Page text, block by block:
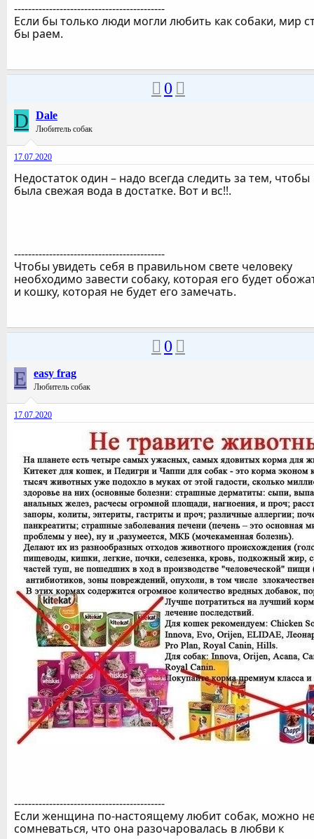
-------------------------------------------
Если бы только люди могли любить как собаки, мир
бы раем.
0
D Dale
Любитель собак
17.07.2020
Недостаток один – надо всегда следить за тем, чтобы
была свежая вода в достатке. Вот и вс!!.
-------------------------------------------
Чтобы увидеть себя в правильном свете человеку
необходимо завести собаку, которая его будет
и кошку, которая не будет его замечать.
0
E easy frag
Любитель собак
17.07.2020
-------------------------------------------
Если женщина по-настоящему любит собак, можно
сомневаться, что она разочаровалась в любви к